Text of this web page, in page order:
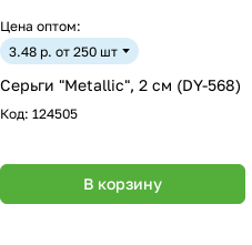
Цена оптом:
3.48 р. от 250 шт
Серьги "Metallic", 2 см (DY-568)
Код: 124505
В корзину